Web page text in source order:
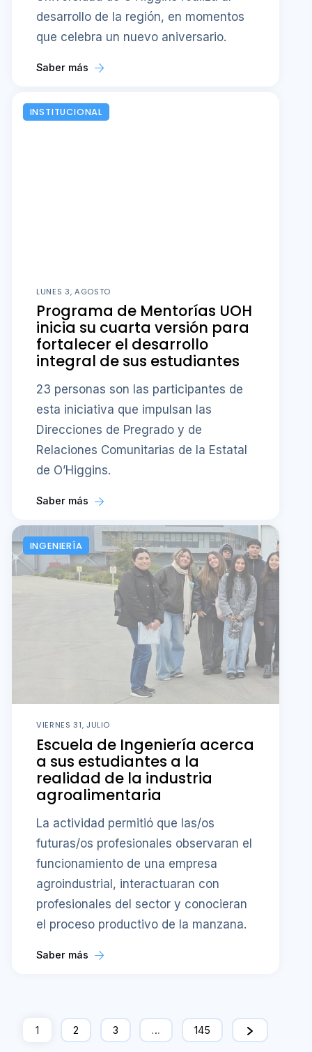
desarrollo de la región, en momentos
que celebra un nuevo aniversario.
Saber más
INSTITUCIONAL
LUNES 3, AGOSTO
Programa de Mentorías UOH
inicia su cuarta versión para
fortalecer el desarrollo
integral de sus estudiantes
23 personas son las participantes de
esta iniciativa que impulsan las
Direcciones de Pregrado y de
Relaciones Comunitarias de la Estatal
de O’Higgins.
Saber más
INGENIERÍA
VIERNES 31, JULIO
Escuela de Ingeniería acerca
a sus estudiantes a la
realidad de la industria
agroalimentaria
La actividad permitió que las/os
futuras/os profesionales observaran el
funcionamiento de una empresa
agroindustrial, interactuaran con
profesionales del sector y conocieran
el proceso productivo de la manzana.
Saber más
1 2 3 … 145